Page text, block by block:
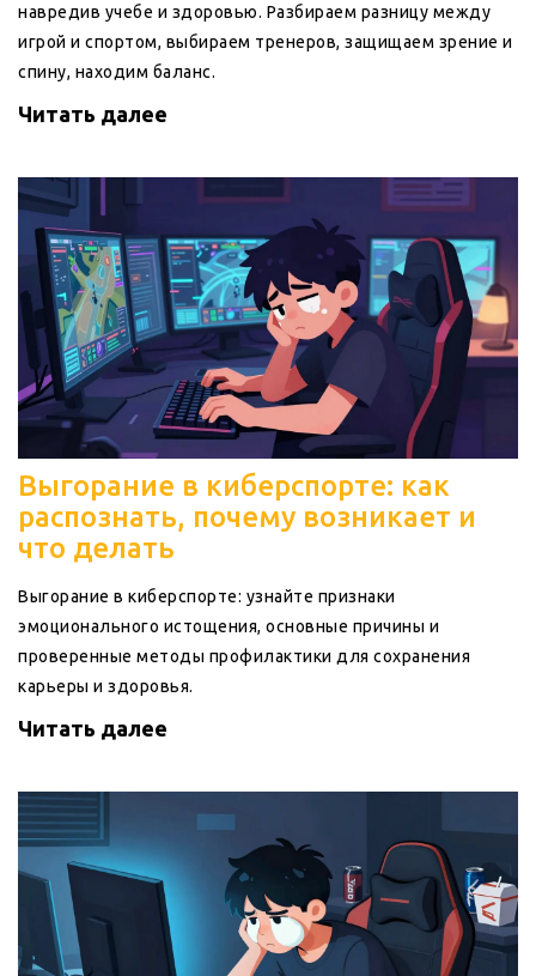
навредив учебе и здоровью. Разбираем разницу между
игрой и спортом, выбираем тренеров, защищаем зрение и
спину, находим баланс.
Читать далее
Выгорание в киберспорте: как
распознать, почему возникает и
что делать
Выгорание в киберспорте: узнайте признаки
эмоционального истощения, основные причины и
проверенные методы профилактики для сохранения
карьеры и здоровья.
Читать далее